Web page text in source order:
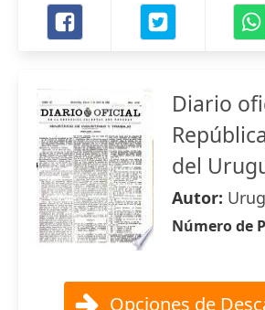
Diario
del
Autor:
Número de
Opciones de